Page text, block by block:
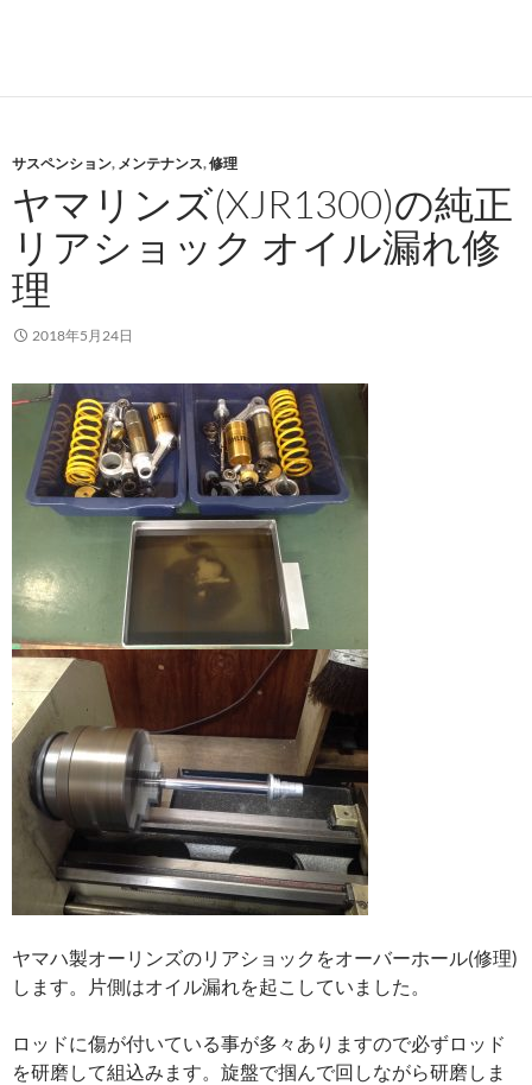
サスペンション, メンテナンス,修理
ヤマリンズ(XJR1300)の純正
リアショック オイル漏れ修
理
2018年5月24日
ヤマハ製オーリンズのリアショックをオーバーホール(修理)
します。片側はオイル漏れを起こしていました。
ロッドに傷が付いている事が多々ありますので必ずロッド
を研磨して組込みます。旋盤で掴んで回しながら研磨しま